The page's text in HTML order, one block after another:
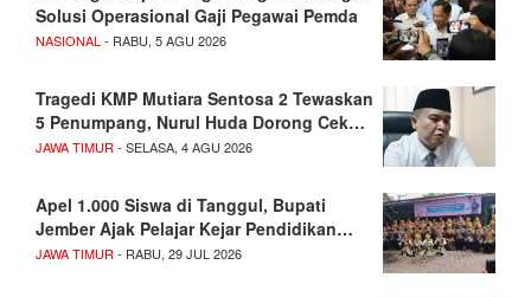
Solusi Operasional Gaji Pegawai Pemda
NASIONAL - RABU, 5 AGU 2026
Tragedi KMP Mutiara Sentosa 2 Tewaskan
5 Penumpang, Nurul Huda Dorong Cek…
JAWA TIMUR - SELASA, 4 AGU 2026
Apel 1.000 Siswa di Tanggul, Bupati
Jember Ajak Pelajar Kejar Pendidikan…
JAWA TIMUR - RABU, 29 JUL 2026